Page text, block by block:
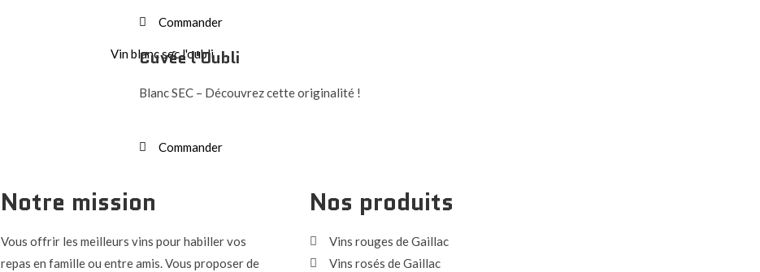
Commander
Cuvée l'Oubli
Blanc SEC – Découvrez cette originalité !
Commander
Notre mission
Vous offrir les meilleurs vins pour habiller vos
repas en famille ou entre amis. Vous proposer de
Nos produits
Vins rouges de Gaillac
Vins rosés de Gaillac